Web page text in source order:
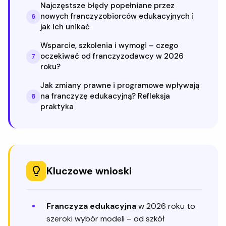
6
Najczęstsze błędy popełniane przez
nowych franczyzobiorców edukacyjnych i
jak ich unikać
7
Wsparcie, szkolenia i wymogi – czego
oczekiwać od franczyzodawcy w 2026
roku?
8
Jak zmiany prawne i programowe wpływają
na franczyzę edukacyjną? Refleksja
praktyka
Kluczowe wnioski
Franczyza edukacyjnaw 2026 roku to
szeroki wybór modeli – od szkół